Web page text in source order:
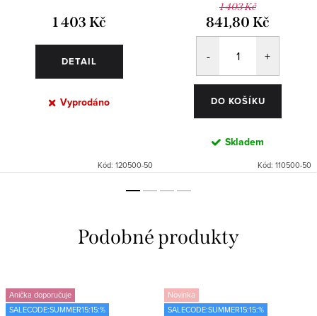
1 403 Kč
DETAIL
Vyprodáno
Kód: 120500-50
1 403 Kč
841,80 Kč
DO KOŠÍKU
Skladem
Kód: 110500-50
Anička doporučuje
SALECODE:SUMMER15:15:%
Novinka
SALECODE:SUMMER15:15:%